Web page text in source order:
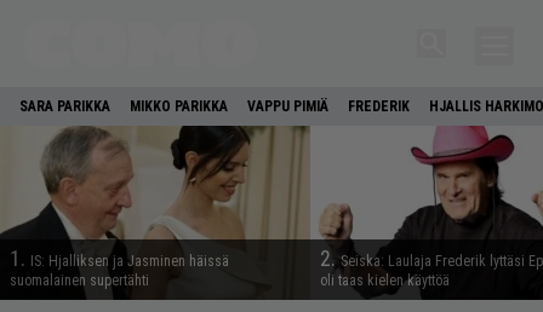
SARA PARIKKA MIKKO PARIKKA VAPPU PIMIÄ FREDERIK HJALLIS HARKIMO
1.
IS: Hjalliksen ja Jasminen häissä
suomalainen supertähti
2. Seiska: Laulaja Frederik lyttäsi
oli taas kielen käyttöä